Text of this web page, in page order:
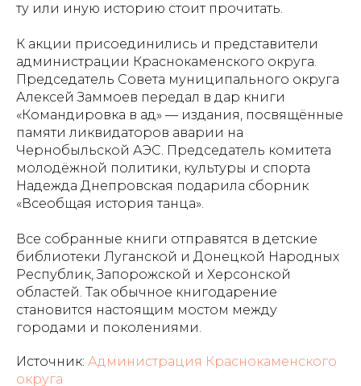
ту или иную историю стоит прочитать.
К акции присоединились и представители
администрации Краснокаменского округа.
Председатель Совета муниципального округа
Алексей Заммоев передал в дар книги
«Командировка в ад» — издания, посвящённые
памяти ликвидаторов аварии на
Чернобыльской АЭС. Председатель комитета
молодёжной политики, культуры и спорта
Надежда Днепровская подарила сборник
«Всеобщая история танца».
Все собранные книги отправятся в детские
библиотеки Луганской и Донецкой Народных
Республик, Запорожской и Херсонской
областей. Так обычное книгодарение
становится настоящим мостом между
городами и поколениями.
Источник: Администрация Краснокаменского
округа